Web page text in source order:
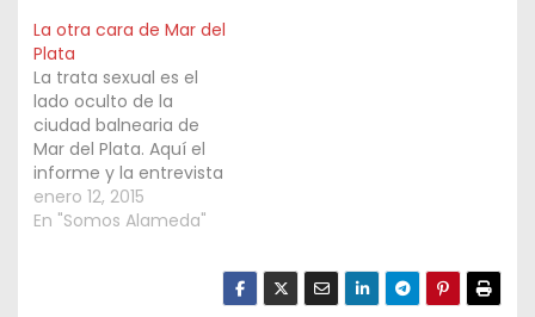
La otra cara de Mar del
Plata
La trata sexual es el
lado oculto de la
ciudad balnearia de
Mar del Plata. Aquí el
informe y la entrevista
a Silvina Elías de la
Alameda Mar del Plata
enero 12, 2015
En "Somos Alameda"